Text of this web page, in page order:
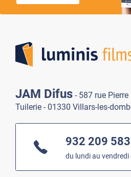
JAM Difus - 587 rue Pierre
Tuilerie - 01330 Villars-les-
932 209 583
du lundi au vendredi